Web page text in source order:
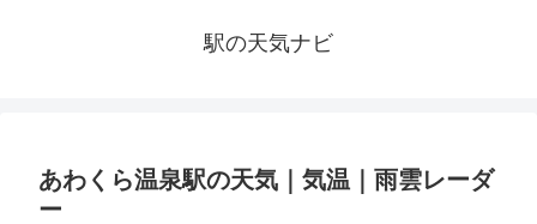
駅の天気ナビ
あわくら温泉駅の天気｜気温｜雨雲レーダ
ー